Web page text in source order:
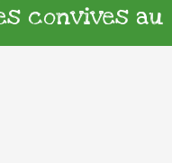
convives au